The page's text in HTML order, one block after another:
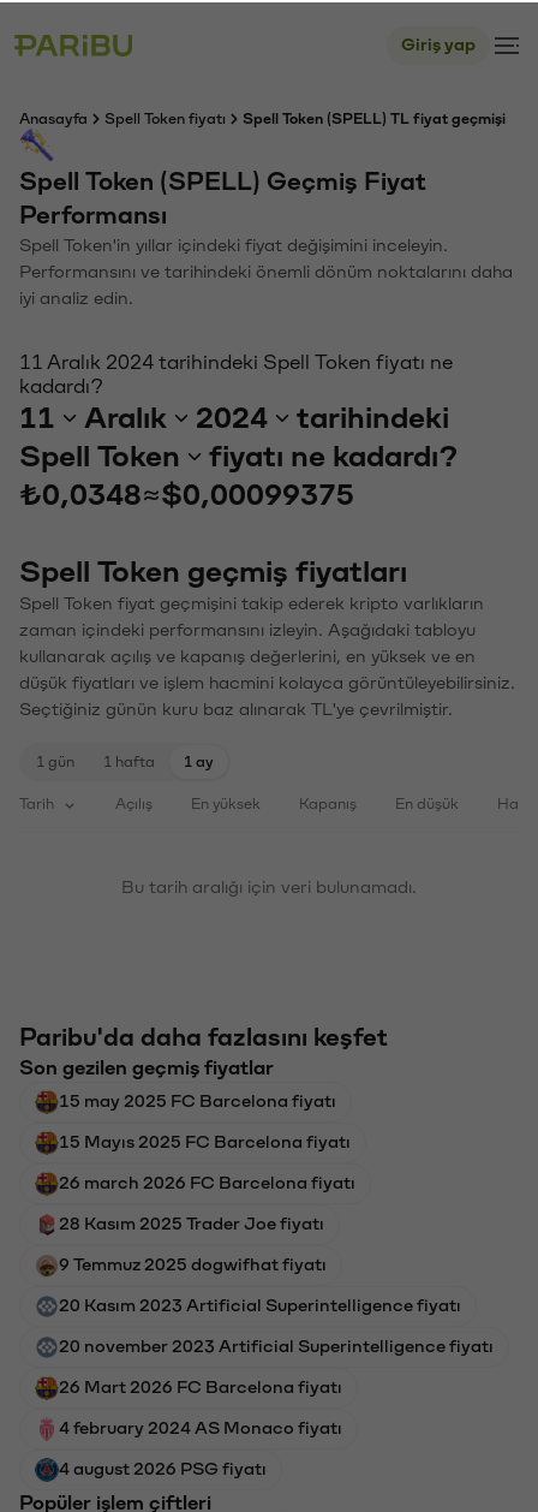
Giriş yap
Anasayfa Spell Token fiyatı Spell Token (SPELL) TL fiyat geçmişi
Spell Token (SPELL) Geçmiş Fiyat
Performansı
Spell Token'in yıllar içindeki fiyat değişimini inceleyin.
Performansını ve tarihindeki önemli dönüm noktalarını daha
iyi analiz edin.
11 Aralık 2024 tarihindeki Spell Token fiyatı ne
kadardı?
11 Aralık 2024
tarihindeki
Spell Token
fiyatı ne kadardı?
₺0,0348≈$0,00099375
Spell Token geçmiş fiyatları
Spell Token fiyat geçmişini takip ederek kripto varlıkların
zaman içindeki performansını izleyin. Aşağıdaki tabloyu
kullanarak açılış ve kapanış değerlerini, en yüksek ve en
düşük fiyatları ve işlem hacmini kolayca görüntüleyebilirsiniz.
Seçtiğiniz günün kuru baz alınarak TL'ye çevrilmiştir.
1 gün 1 hafta 1 ay
Tarih Açılış En yüksek Kapanış En düşük
Bu tarih aralığı için veri bulunamadı.
Paribu'da daha fazlasını keşfet
Son gezilen geçmiş fiyatlar
15 may 2025 FC Barcelona fiyatı
15 Mayıs 2025 FC Barcelona fiyatı
26 march 2026 FC Barcelona fiyatı
28 Kasım 2025 Trader Joe fiyatı
9 Temmuz 2025 dogwifhat fiyatı
20 Kasım 2023 Artificial Superintelligence fiyatı
20 november 2023 Artificial Superintelligence fiyatı
26 Mart 2026 FC Barcelona fiyatı
4 february 2024 AS Monaco fiyatı
4 august 2026 PSG fiyatı
Popüler işlem çiftleri